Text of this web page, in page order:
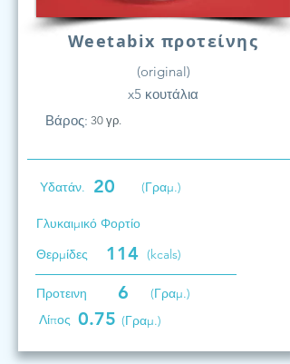
Weetabix προτείνης
(original)
x5 κουτάλια
Βάρος: 30 γρ.
Υδατάν. 20 (Γραμ.)
Γλυκαιμικό Φορτίο
Θερμίδες
114 (kcals)
Προτεινη 6
(Γραμ.)
Λίπος 0.75 (Γραμ.)